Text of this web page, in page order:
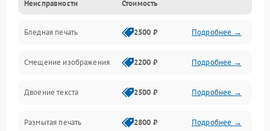
Картриджи и расходники
Сканер и копирование
Механика и узлы
Программные сбои
Подключение и интерфейсы
Неисправности Стоимость
Бледная печать 2500 ₽ Подробнее →
Смещение изображения 2200 ₽ Подробнее →
Двоение текста 2500 ₽ Подробнее →
Размытая печать 2800 ₽ Подробнее →